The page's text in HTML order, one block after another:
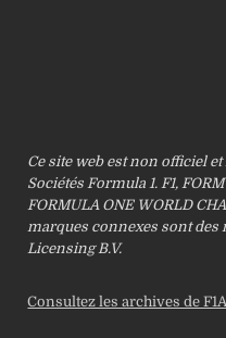
Ce site web est non officiel et
Sociétés Formula 1. F1,
FORMULA ONE WORLD
marques connexes sont des
Licensing B.V.
Consultez les archives de